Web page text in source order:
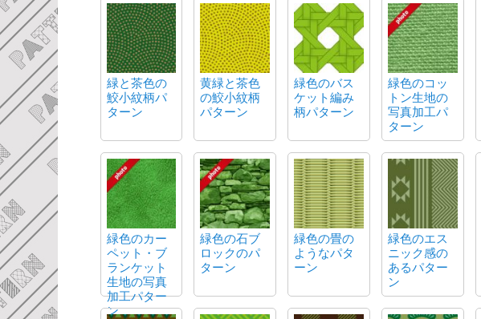
緑と茶色の
鮫小紋柄パ
ターン
黄緑と茶色
の鮫小紋柄
パターン
緑色のバス
ケット編み
柄パターン
緑色のコッ
トン生地の
写真加工パ
ターン
緑色のカー
ペット・ブ
ランケット
生地の写真
加工パター
ン
緑色の石ブ
ロックのパ
ターン
緑色の畳の
ようなパタ
ーン
緑色のエス
ニック感の
あるパター
ン